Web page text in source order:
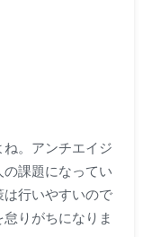
。アンチエイジ
課題になってい
は行いやすいので
りがちになりま